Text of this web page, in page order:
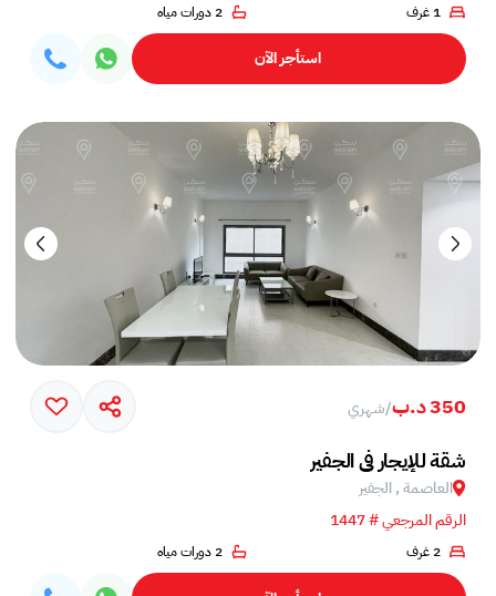
1 غرف 2 دورات مياه
استأجر الآن
350 د.ب /شهري
شقة للإيجار في الجفير
العاصمة , الجفير
الرقم المرجعي # 1447
2 غرف 2 دورات مياه